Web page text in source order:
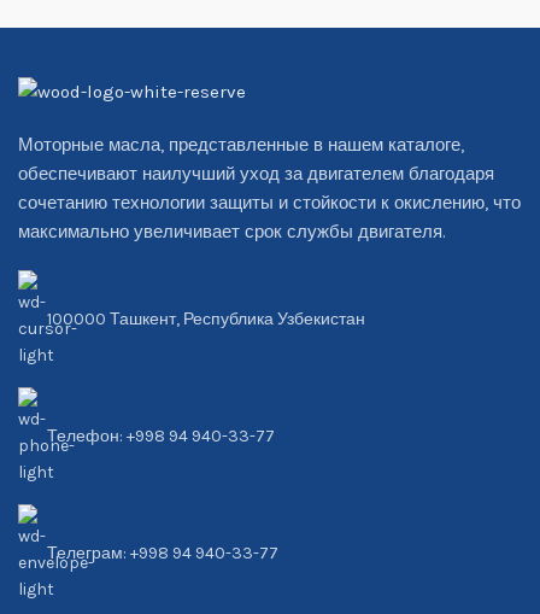
Моторные масла, представленные в нашем каталоге,
обеспечивают наилучший уход за двигателем благодаря
сочетанию технологии защиты и стойкости к окислению, что
максимально увеличивает срок службы двигателя.
100000 Ташкент, Республика Узбекистан
Телефон: +998 94 940-33-77
Телеграм: +998 94 940-33-77